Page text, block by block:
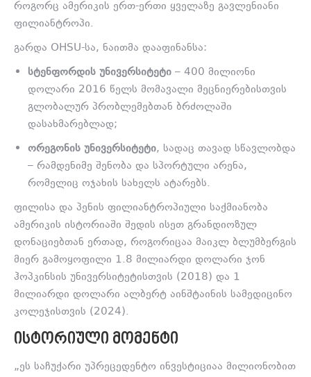
როგორც ამერიკის ერთ-ერთი ყველაზე გავლენიანი
ფილიანტროპი.
გარდა OHSU-სა, ნაითმა დააფინანსა:
სტენფორდის უნივერსიტეტი – 400 მილიონი
დოლარი 2016 წელს მომავალი მეცნიერებისთვის
გლობალურ პრობლემებთან ბრძოლაში
დასახმარებლად;
ორეგონის უნივერსიტეტი, სადაც თავად სწავლობდა
– რამდენიმე შენობა და სპორტული არენა,
რომელიც ოჯახის სახელს ატარებს.
ფილისა და პენის ფილიანტროპიული საქმიანობა
ამერიკის ისტორიაში შედის ისეთ გრანდიოზულ
დონაციებთან ერთად, როგორიცაა მაიკლ ბლუმბერგის
მიერ გამოყოფილი 1.8 მილიარდი დოლარი ჯონ
ჰოპკინსის უნივერსიტეტისთვის (2018) და 1
მილიარდი დოლარი ალბერტ აინშტაინის სამედიცინო
კოლეჯისთვის (2024).
ᲘᲡᲢᲝᲠᲘᲣᲚᲘ ᲛᲝᲛᲔᲜᲢᲘ
„ეს საჩუქარი უპრეცედენტო ინვესტიციაა მილიონობით